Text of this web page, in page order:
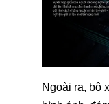
Ngoài ra, bộ